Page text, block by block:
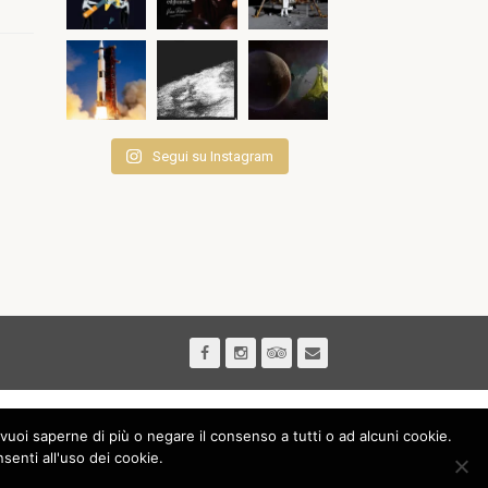
Segui su Instagram
saperne di più o negare il consenso a tutti o ad alcuni cookie.
all'uso dei cookie.